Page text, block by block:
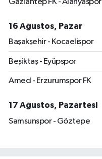
16 Ağustos, Pazar
Başakşehir - Kocaelispor
Beşiktaş - Eyüpspor
Amed - Erzurumspor FK
17 Ağustos, Pazartesi
Samsunspor - Göztepe